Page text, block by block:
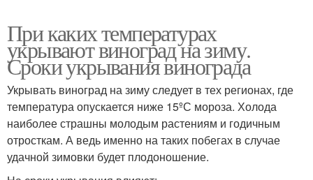
При каких температурах
укрывают виноград на зиму.
Сроки укрывания винограда
Укрывать виноград на зиму следует в тех регионах, где
температура опускается ниже 15ºС мороза. Холода
наиболее страшны молодым растениям и годичным
отросткам. А ведь именно на таких побегах в случае
удачной зимовки будет плодоношение.